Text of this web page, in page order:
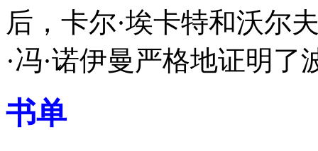
后，卡尔·埃卡特和沃尔
·冯·诺伊曼严格地证明
书单